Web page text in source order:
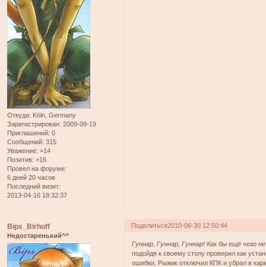
Откуда: Köln, Germany
Зарегистрирован: 2009-09-19
Приглашений: 0
Сообщений: 315
Уважение: +14
Позитив: +16
Провел на форуме:
6 дней 20 часов
Последний визит:
2013-04-16 18:32:37
Поделиться2010-06-30 12:50:44
Bips_Birhoff
Недостаренький^^
Гуннар, Гуннар, Гуннар! Как бы ещё чего
подойдя к своему столу проверил как
ошибки, Рыжик отключил КПК и убрал в